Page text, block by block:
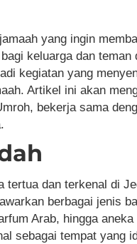
yang ingin
keluarga dan teman
kegiatan yang
Artikel ini akan
bekerja sama
tertua dan terkenal di
berbagai jenis
Arab, hingga
sebagai tempat yang